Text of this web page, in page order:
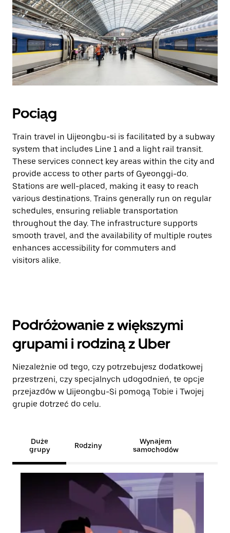
Pociąg
Train travel in Uijeongbu-si is facilitated by a subway
system that includes Line 1 and a light rail transit.
These services connect key areas within the city and
provide access to other parts of Gyeonggi-do.
Stations are well-placed, making it easy to reach
various destinations. Trains generally run on regular
schedules, ensuring reliable transportation
throughout the day. The infrastructure supports
smooth travel, and the availability of multiple routes
enhances accessibility for commuters and
visitors alike.
Podróżowanie z większymi
grupami i rodziną z Uber
Niezależnie od tego, czy potrzebujesz dodatkowej
przestrzeni, czy specjalnych udogodnień, te opcje
przejazdów w Uijeongbu-Si pomogą Tobie i Twojej
grupie dotrzeć do celu.
Duże
grupy
Rodziny
Wynajem
samochodów